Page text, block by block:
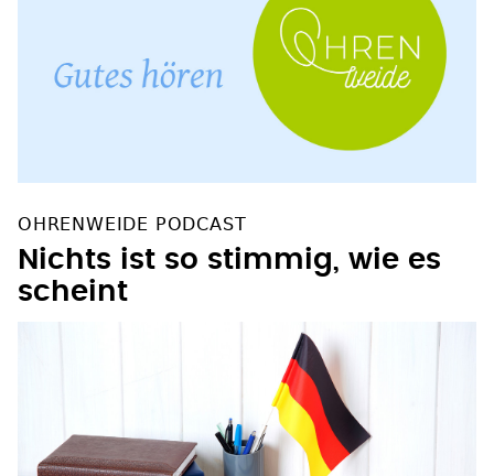
OHRENWEIDE PODCAST
Nichts ist so stimmig, wie es
scheint